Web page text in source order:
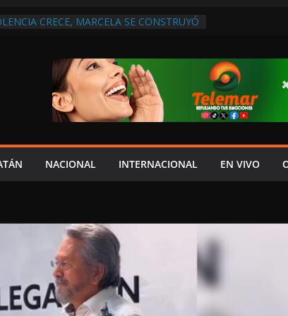
CRECE, MARCELA SE CONSTRUYÓ
EMPLEOS
NO PAGA A PROVEEDORES, PEMEX LA
HAY UN PROYECTO PARA
CULTURAL MULTIFUNCIONAL EN EL
MÉDICA PARA FIJAR
RESPONSABLE DEL ACCIDENTE
NACIONAL INTERNACIONAL EN VIVO